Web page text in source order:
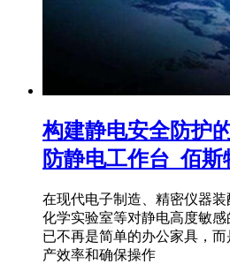
构建静电安全防
防静电工作台_佰斯
在现代电子制造、精密仪器
化学实验室等对静电高度敏
已不再是简单的办公家具，
产效率和确保操作